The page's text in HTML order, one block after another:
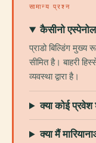
सामान्य प्रश्न
कैसीनो
प्राडो बिल्डिंग
सीमित है। बाहरी
व्यवस्था द्वारा है।
क्या कोई
क्या मैं